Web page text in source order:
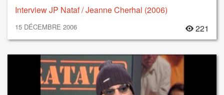
Interview JP Nataf / Jeanne Cherhal (2006)
15 DÉCEMBRE 2006 221